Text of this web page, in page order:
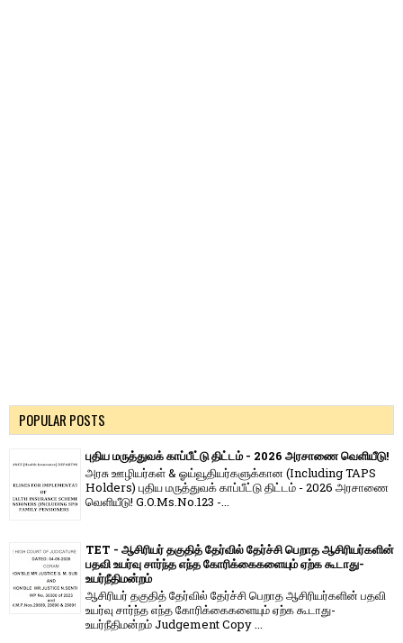
POPULAR POSTS
புதிய மருத்துவக் காப்பீட்டு திட்டம் - 2026 அரசாணை வெளியீடு!
அரசு ஊழியர்கள் & ஓய்வூதியர்களுக்கான (Including TAPS
Holders) புதிய மருத்துவக் காப்பீட்டு திட்டம் - 2026 அரசாணை
வெளியீடு! G.O.Ms.No.123 -...
TET - ஆசிரியர் தகுதித் தேர்வில் தேர்ச்சி பெறாத ஆசிரியர்களின்
பதவி உயர்வு சார்ந்த எந்த கோரிக்கைகளையும் ஏற்க கூடாது-
உயர்நீதிமன்றம்
ஆசிரியர் தகுதித் தேர்வில் தேர்ச்சி பெறாத ஆசிரியர்களின் பதவி
உயர்வு சார்ந்த எந்த கோரிக்கைகளையும் ஏற்க கூடாது-
உயர்நீதிமன்றம் Judgement Copy ...